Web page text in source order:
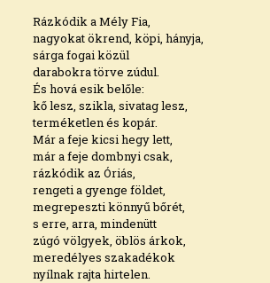
Rázkódik a Mély Fia,
nagyokat ökrend, köpi, hányja,
sárga fogai közül
darabokra törve zúdul.
És hová esik belőle:
kő lesz, szikla, sivatag lesz,
terméketlen és kopár.
Már a feje kicsi hegy lett,
már a feje dombnyi csak,
rázkódik az Óriás,
rengeti a gyenge földet,
megrepeszti könnyű bőrét,
s erre, arra, mindenütt
zúgó völgyek, öblös árkok,
meredélyes szakadékok
nyílnak rajta hirtelen.